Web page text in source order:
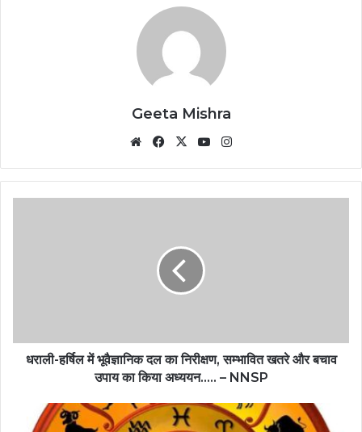
Geeta Mishra
WebsiteFacebook
X YouTube
धराली-हर्षिल में भूवैज्ञानिक दल का निरीक्षण, सम्भावित खतरे और बचाव
उपाय का किया अध्ययन….. – NNSP